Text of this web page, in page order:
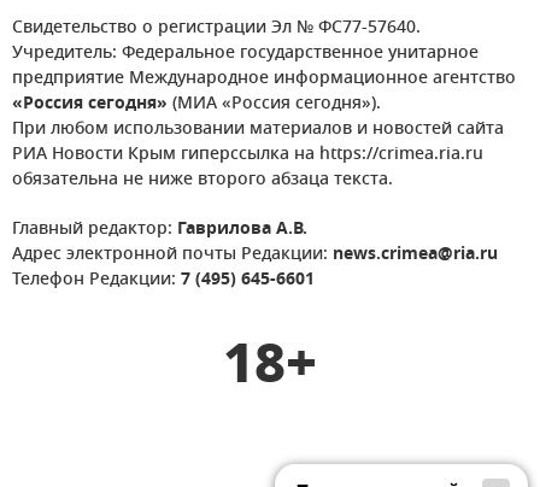
Свидетельство о регистрации Эл № ФС77-57640.
Учредитель: Федеральное государственное унитарное
предприятие Международное информационное агентство
«Россия сегодня» (МИА «Россия сегодня»).
При любом использовании материалов и новостей сайта
РИА Новости Крым гиперссылка на https://crimea.ria.ru
обязательна не ниже второго абзаца текста.
Главный редактор: Гаврилова А.В.
Адрес электронной почты Редакции: news.crimea@ria.ru
Телефон Редакции: 7 (495) 645-6601
18+